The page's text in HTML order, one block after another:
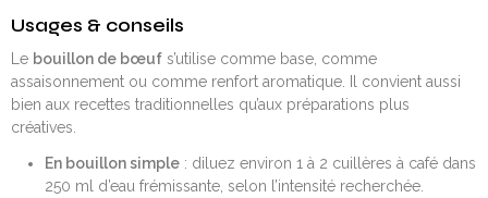
Usages & conseils
Le bouillon de bœuf s’utilise comme base, comme
assaisonnement ou comme renfort aromatique. Il convient aussi
bien aux recettes traditionnelles qu’aux préparations plus
créatives.
En bouillon simple: diluez environ 1 à 2 cuillères à café dans
250 ml d’eau frémissante, selon l’intensité recherchée.